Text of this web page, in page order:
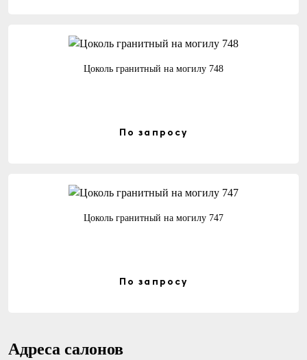
Цоколь гранитный на могилу 748
По запросу
Цоколь гранитный на могилу 747
По запросу
Адреса салонов